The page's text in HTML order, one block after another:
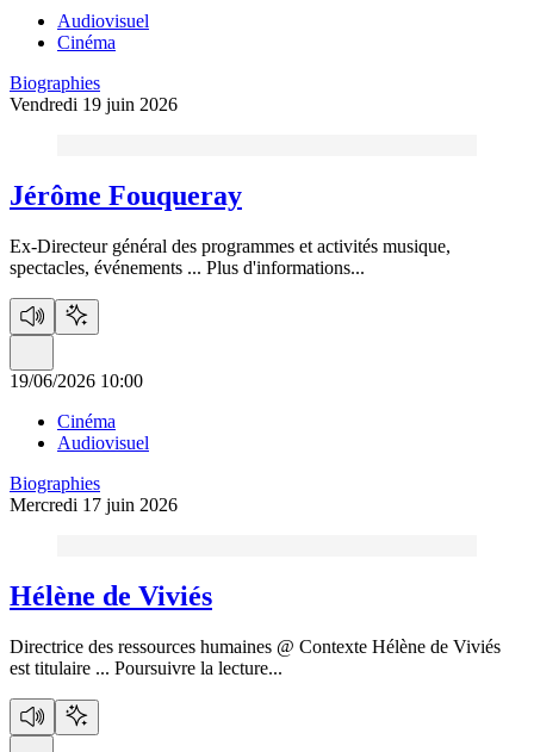
Audiovisuel
Cinéma
Biographies
Vendredi 19 juin 2026
Jérôme Fouqueray
Ex-Directeur général des programmes et activités musique,
spectacles, événements ... Plus d'informations...
19/06/2026 10:00
Cinéma
Audiovisuel
Biographies
Mercredi 17 juin 2026
Hélène de Viviés
Directrice des ressources humaines @ Contexte Hélène de Viviés
est titulaire ... Poursuivre la lecture...